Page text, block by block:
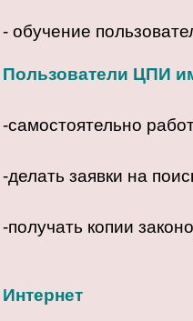
- обучение
Пользователи ЦПИ
-самостоятельно
-делать заявки на
-получать копии
Интернет